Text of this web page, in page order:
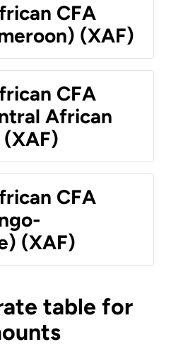
CFA
(XAF)
CFA
African
CFA
(XAF)
table for